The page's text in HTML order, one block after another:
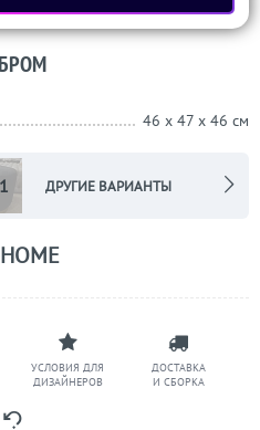
УСЛОВИЯ ДЛЯ
ДИЗАЙНЕРОВ
ДОСТАВКА
И СБОРКА
46 x 47 x 46 см
ДРУГИЕ ВАРИАНТЫ